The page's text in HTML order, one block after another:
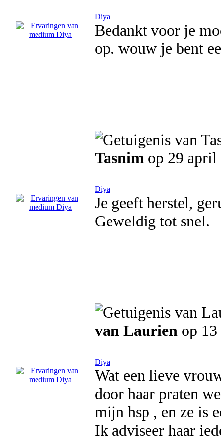
Diya
Bedankt voor je
op. wouw je bent
Tasnim op 29 april
Diya
Je geeft herstel,
Geweldig tot snel.
van Laurien op
Diya
Wat een lieve
door haar praten
mijn hsp , en ze is
Ik adviseer haar